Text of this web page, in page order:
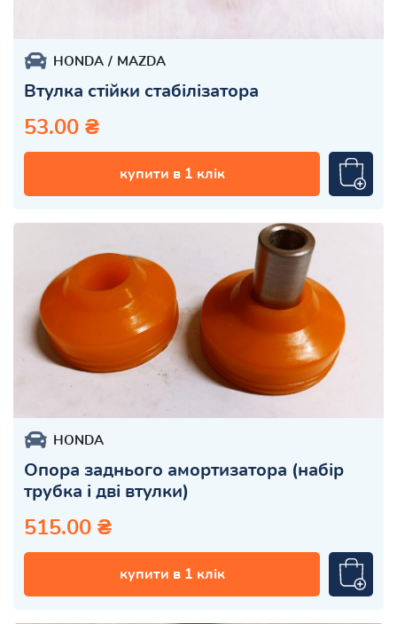
HONDA MAZDA
Втулка стійки стабілізатора
53.00 ₴
купити в 1 клік
HONDA
Опора заднього амортизатора (набір
трубка і дві втулки)
515.00 ₴
купити в 1 клік